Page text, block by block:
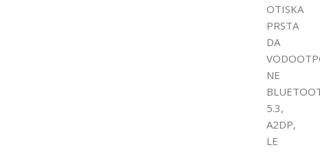
OTISKA
PRSTA
DA
NE
5.3,
A2DP,
LE